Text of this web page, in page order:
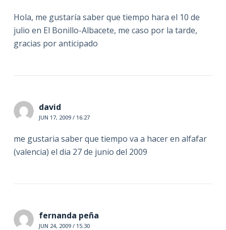
Hola, me gustaría saber que tiempo hara el 10 de
julio en El Bonillo-Albacete, me caso por la tarde,
gracias por anticipado
david
JUN 17, 2009 / 16:27
me gustaria saber que tiempo va a hacer en alfafar
(valencia) el dia 27 de junio del 2009
fernanda peña
JUN 24, 2009 / 15:30